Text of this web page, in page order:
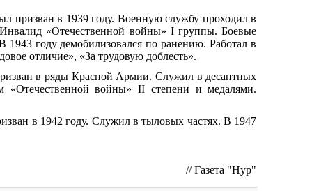
призван в 1939 году. Военную службу проходил в
«Отечественной войны» I группы. Боевые
году демобилизовался по ранению. Работал в
отличие», «За трудовую доблесть».
в ряды Красной Армии. Служил в десантных
«Отечественной войны» II степени и медалями.
в 1942 году. Служил в тыловых частях. В 1947
// Газета "Нур"